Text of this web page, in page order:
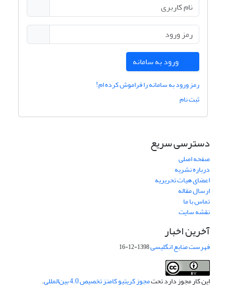
ورود به سامانه
رمز ورود به سامانه را فراموش کرده ام!
ثبت نام
دسترسی سریع
صفحه اصلی
درباره نشریه
اعضای هیات تحریریه
ارسال مقاله
تماس با ما
نقشه سایت
آخرین اخبار
فهرست منابع انگلیسی1398-12-16
این کار مجوز دارد تحتمجوز کریتیو کامنز تخصیص 4.0 بین‌المللی .